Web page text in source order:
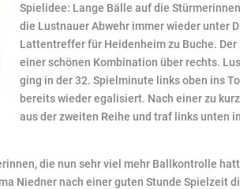
Spielidee: Lange Bälle auf die
die Lustnauer Abwehr immer wieder unter
Lattentreffer für Heidenheim zu Buche.
einer schönen Kombination über rechts.
ging in der 32. Spielminute links oben ins
bereits wieder egalisiert. Nach einer zu
aus der zweiten Reihe und traf links unten
die nun sehr viel mehr Ballkontrolle
Niedner nach einer guten Stunde Spielzeit